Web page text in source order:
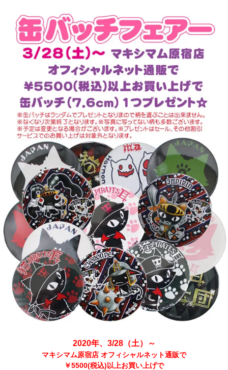
2020年、3/28（土）～
マキシマム原宿店 オフィシャルネット通販で
￥5500(税込)以上お買い上げで